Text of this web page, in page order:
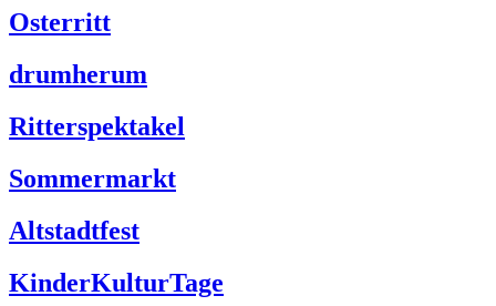
Osterritt
drumherum
Ritterspektakel
Sommermarkt
Altstadtfest
KinderKulturTage